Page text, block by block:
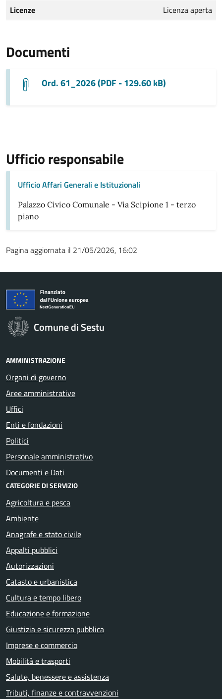
Licenze Licenza aperta
Documenti
Ord. 61_2026 (PDF - 129.60 kB)
Ufficio responsabile
Ufficio Affari Generali e Istituzionali
Palazzo Civico Comunale - Via Scipione 1 - terzo
piano
Pagina aggiornata il 21/05/2026, 16:02
Comune di Sestu
AMMINISTRAZIONE
Organi di governo
Aree amministrative
Uffici
Enti e fondazioni
Politici
Personale amministrativo
Documenti e Dati
CATEGORIE DI SERVIZIO
Agricoltura e pesca
Ambiente
Anagrafe e stato civile
Appalti pubblici
Autorizzazioni
Catasto e urbanistica
Cultura e tempo libero
Educazione e formazione
Giustizia e sicurezza pubblica
Imprese e commercio
Mobilità e trasporti
Salute, benessere e assistenza
Tributi, finanze e contravvenzioni